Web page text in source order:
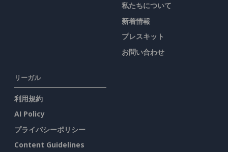
私たちについて
新着情報
プレスキット
お問い合わせ
リーガル
利用規約
AI Policy
プライバシーポリシー
Content Guidelines